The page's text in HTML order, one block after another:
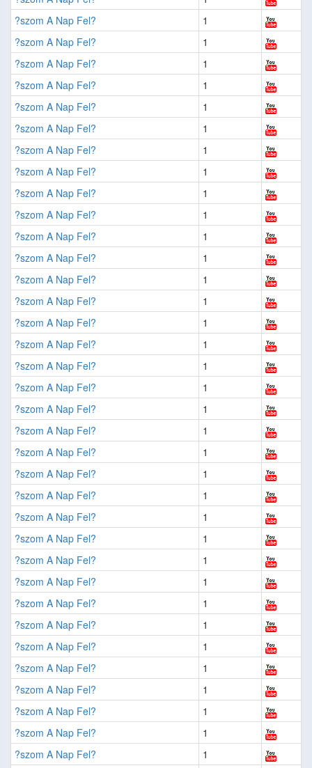
?szom A Nap Fel?
1
?szom A Nap Fel?
1
?szom A Nap Fel?
1
?szom A Nap Fel?
1
?szom A Nap Fel?
1
?szom A Nap Fel?
1
?szom A Nap Fel?
1
?szom A Nap Fel?
1
?szom A Nap Fel?
1
?szom A Nap Fel?
1
?szom A Nap Fel?
1
?szom A Nap Fel?
1
?szom A Nap Fel?
1
?szom A Nap Fel?
1
?szom A Nap Fel?
1
?szom A Nap Fel?
1
?szom A Nap Fel?
1
?szom A Nap Fel?
1
?szom A Nap Fel?
1
?szom A Nap Fel?
1
?szom A Nap Fel?
1
?szom A Nap Fel?
1
?szom A Nap Fel?
1
?szom A Nap Fel?
1
?szom A Nap Fel?
1
?szom A Nap Fel?
1
?szom A Nap Fel?
1
?szom A Nap Fel?
1
?szom A Nap Fel?
1
?szom A Nap Fel?
1
?szom A Nap Fel?
1
?szom A Nap Fel?
1
?szom A Nap Fel?
1
?szom A Nap Fel?
1
?szom A Nap Fel?
1